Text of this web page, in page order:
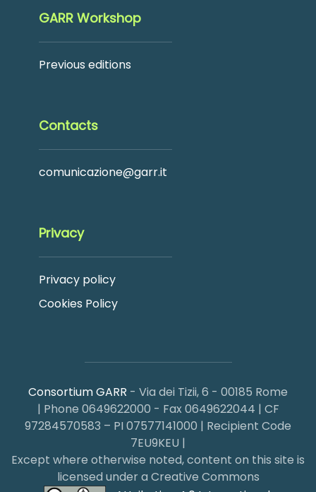
GARR Workshop
Previous editions
Contacts
comunicazione@garr.it
Privacy
Privacy policy
Cookies Policy
Consortium GARR - Via dei Tizii, 6 - 00185 Rome
| Phone 0649622000 - Fax 0649622044 | CF
97284570583 – PI 07577141000 | Recipient Code
7EU9KEU |
Except where otherwise noted, content on this site is
licensed under a Creative Commons